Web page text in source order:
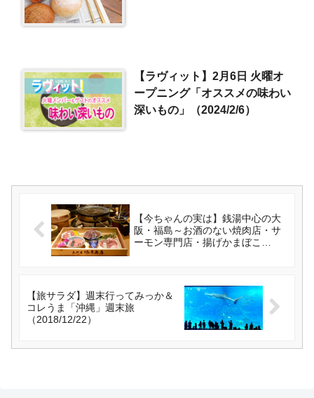
【ラヴィット】2月6日 火曜オ
ープニング「オススメの味わい
深いもの」（2024/2/6）
【今ちゃんの実は】銭湯中心の大
阪・福島～お酒のない焼肉店・サ
ーモン専門店・揚げかまぼこ
【旅サラダ】週末行ってみっか＆
コレうま「沖縄」週末旅
（2018/12/22）